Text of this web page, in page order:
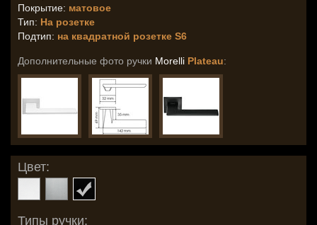
Покрытие: матовое
Тип: На розетке
Подтип: на квадратной розетке S6
Дополнительные фото ручки Morelli Plateau:
Цвет:
Типы ручки: